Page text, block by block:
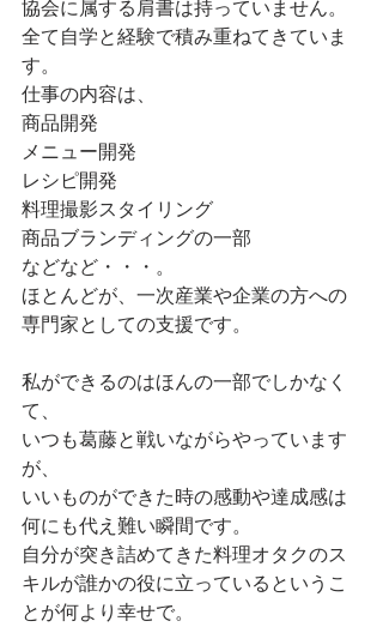
協会に属する肩書は持っていません。
全て自学と経験で積み重ねてきていま
す。
仕事の内容は、
商品開発
メニュー開発
レシピ開発
料理撮影スタイリング
商品ブランディングの一部
などなど・・・。
ほとんどが、一次産業や企業の方への
専門家としての支援です。
私ができるのはほんの一部でしかなく
て、
いつも葛藤と戦いながらやっています
が、
いいものができた時の感動や達成感は
何にも代え難い瞬間です。
自分が突き詰めてきた料理オタクのス
キルが誰かの役に立っているというこ
とが何より幸せで。